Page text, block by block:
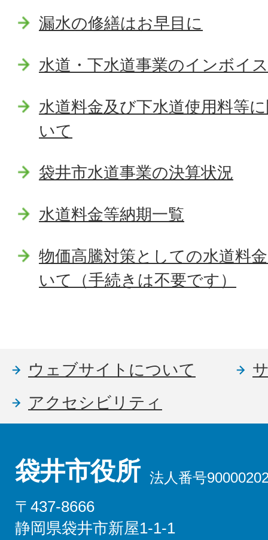
漏水の修繕はお早目に
水道・下水道事業のインボイ
水道料金及び下水道使用料等
いて
袋井市水道事業の決算状況
水道料金等納期一覧
物価高騰対策としての水道料
いて（手続きは不要です）
ウェブサイトについて
アクセシビリティ
袋井市役所 法人番号
〒437-8666
静岡県袋井市新屋1-1-1